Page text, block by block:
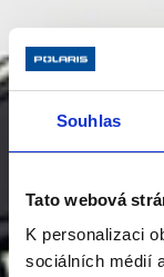
Souhlas
Tato webová
K personalizaci
sociálních médií